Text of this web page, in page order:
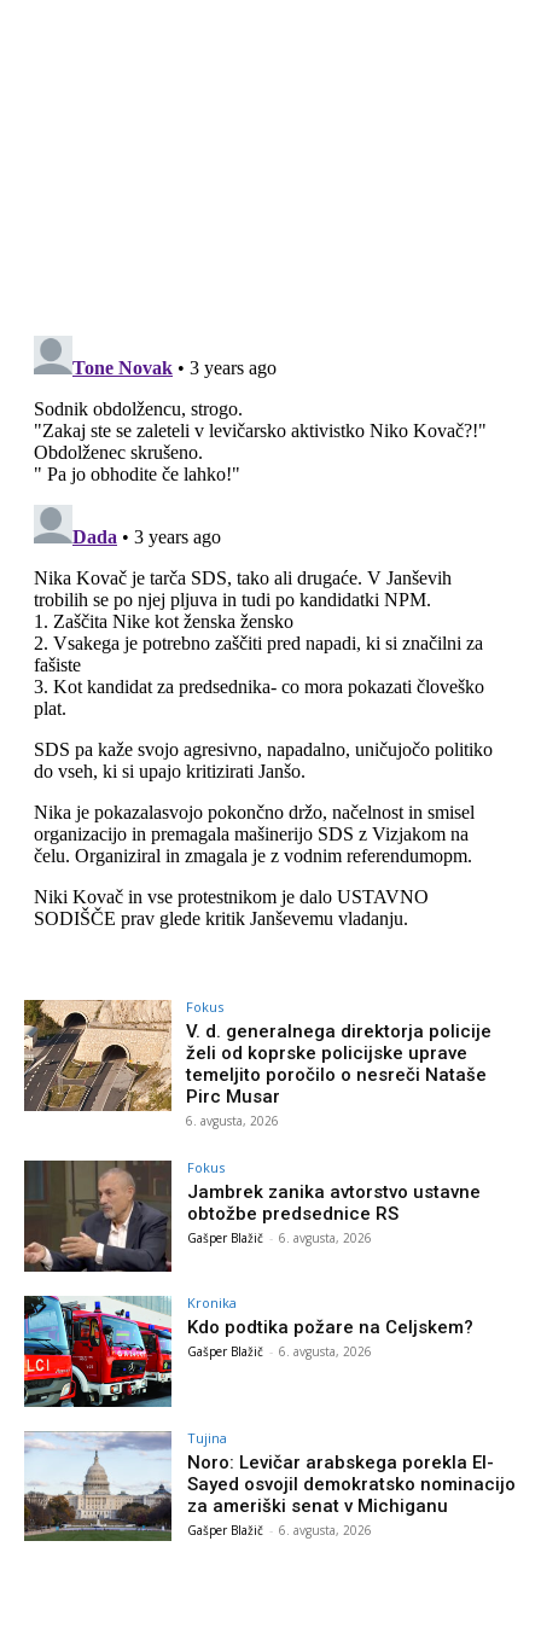
Fokus
V. d. generalnega direktorja policije
želi od koprske policijske uprave
temeljito poročilo o nesreči Nataše
Pirc Musar
6. avgusta, 2026
Fokus
Jambrek zanika avtorstvo ustavne
obtožbe predsednice RS
Gašper Blažič - 6. avgusta, 2026
Kronika
Kdo podtika požare na Celjskem?
Gašper Blažič - 6. avgusta, 2026
Tujina
Noro: Levičar arabskega porekla El-
Sayed osvojil demokratsko nominacijo
za ameriški senat v Michiganu
Gašper Blažič - 6. avgusta, 2026